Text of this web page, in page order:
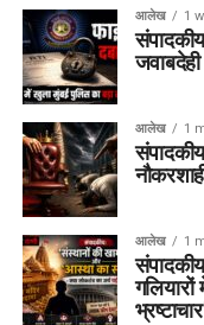
आलेख 1
आलेख 1
आलेख 1